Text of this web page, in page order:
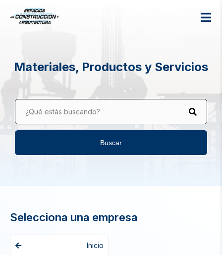
Materiales, Productos y Servicios
¿Qué estás buscando?
Buscar
Selecciona una empresa
Inicio